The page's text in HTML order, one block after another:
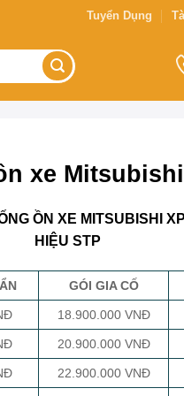
Tuyển Dụng
xe
ỒN XE MITSUBISHI
HIỆU STP
GÓI GIA CỐ
18.900.000 VNĐ
20.900.000 VNĐ
22.900.000 VNĐ